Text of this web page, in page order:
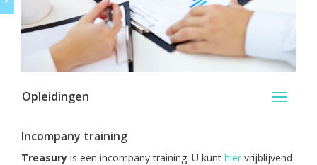
Toggle
Opleidingen
Incompany training
Treasury is een incompany training. U kunt hier vrijblijvend